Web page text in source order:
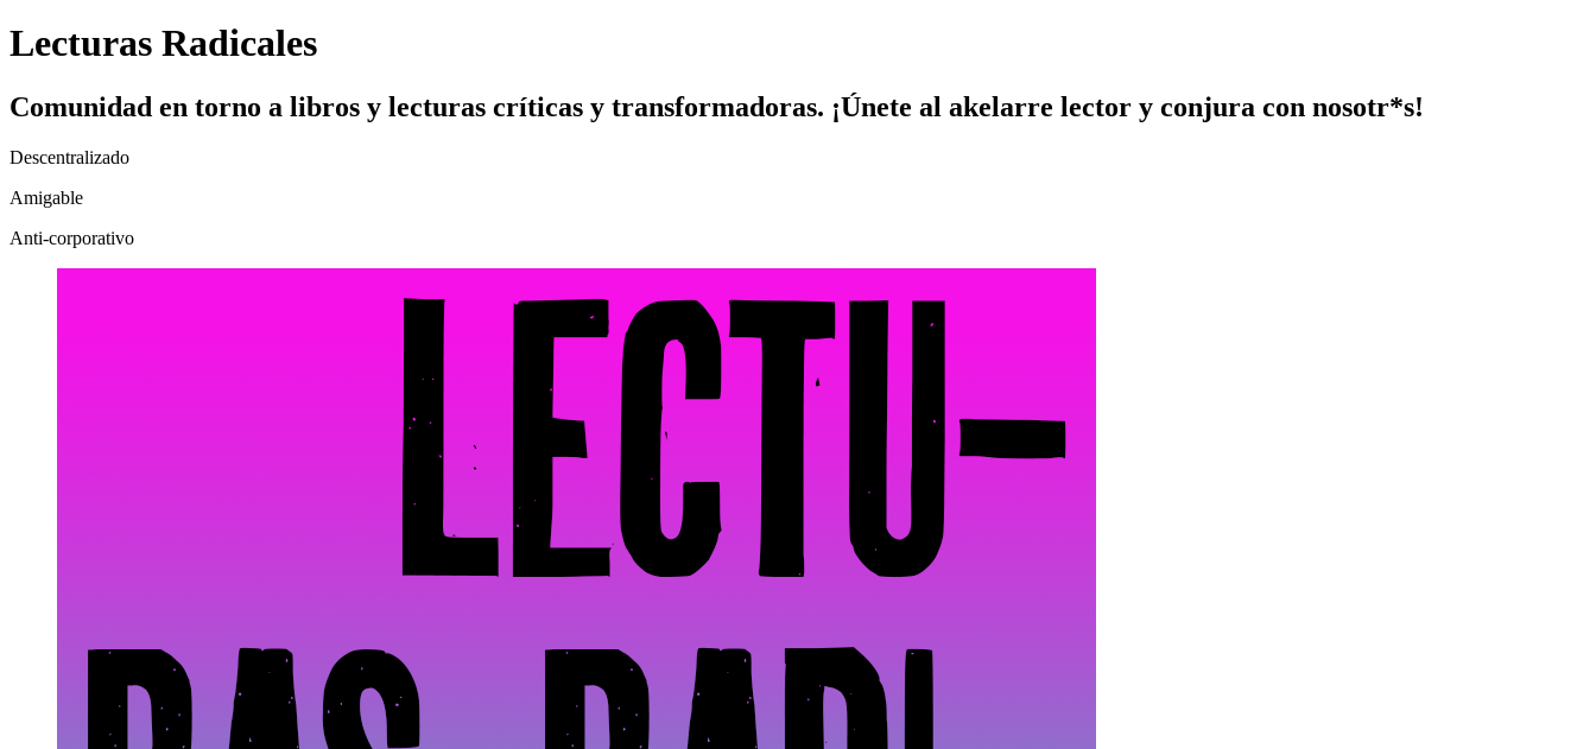
Lecturas Radicales
Comunidad en torno a libros y lecturas críticas y transformadoras. ¡Únete al akelarre lector y conjura con nosotr*s!
Descentralizado
Amigable
Anti-corporativo